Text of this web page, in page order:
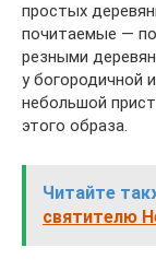
простых
почитаемые —
резными
у богородичной
небольшой
этого образа.
Читайте
святителю